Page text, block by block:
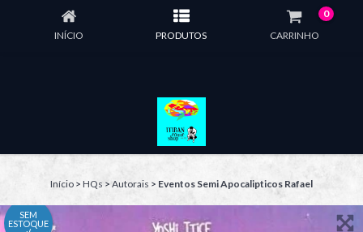
INÍCIO PRODUTOS CARRINHO
0
Início > HQs > Autorais > Eventos Semi Apocalipticos Rafael
SEM
ESTOQUE